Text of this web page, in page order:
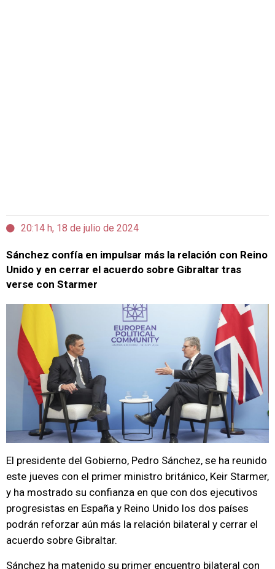
20:14 h, 18 de julio de 2024
Sánchez confía en impulsar más la relación con Reino
Unido y en cerrar el acuerdo sobre Gibraltar tras
verse con Starmer
El presidente del Gobierno, Pedro Sánchez, se ha reunido
este jueves con el primer ministro británico, Keir Starmer,
y ha mostrado su confianza en que con dos ejecutivos
progresistas en España y Reino Unido los dos países
podrán reforzar aún más la relación bilateral y cerrar el
acuerdo sobre Gibraltar.
Sánchez ha matenido su primer encuentro bilateral con